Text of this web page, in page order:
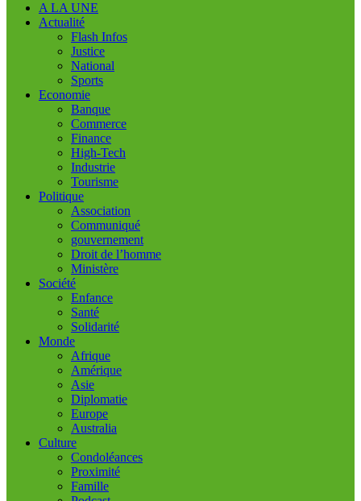
A LA UNE
Actualité
Flash Infos
Justice
National
Sports
Economie
Banque
Commerce
Finance
High-Tech
Industrie
Tourisme
Politique
Association
Communiqué
gouvernement
Droit de l’homme
Ministère
Société
Enfance
Santé
Solidarité
Monde
Afrique
Amérique
Asie
Diplomatie
Europe
Australia
Culture
Condoléances
Proximité
Famille